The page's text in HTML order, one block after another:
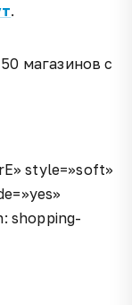
.
магазинов с
style=»soft»
shopping-